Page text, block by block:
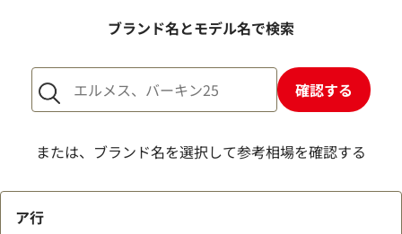
1点からでも査定できますか？
ブランド名とモデル名で検索
確認する
または、ブランド名を選択して参考相場を確認する
ア行